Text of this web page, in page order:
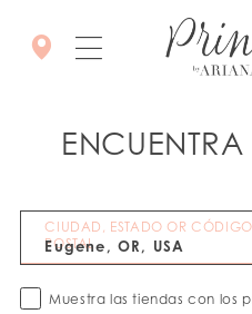
CIUDAD, ESTADO OR CÓDIGO
POSTAL
Muestra las tiendas con los